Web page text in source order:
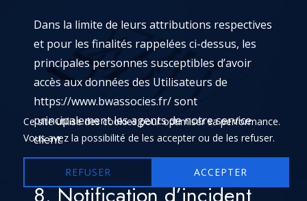
Ce site utilise des cookies pour optimiser sa performance.
Vous avez la possibilité de les accepter ou de les refuser.
REFUSER ACCEPTER
Dans la limite de leurs attributions respectives
et pour les finalités rappelées ci-dessus, les
principales personnes susceptibles d’avoir
accès aux données des Utilisateurs de
https://www.bwassocies.fr/sont
principalement les agents de notre service
client.